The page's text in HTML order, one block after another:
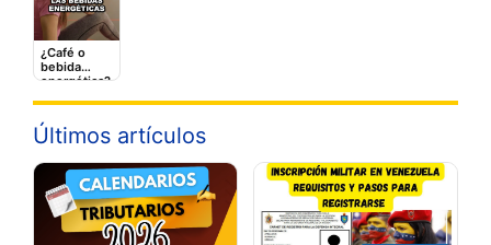
¿Café o
bebida
energética?
hace a tu
corazón
Últimos artículos